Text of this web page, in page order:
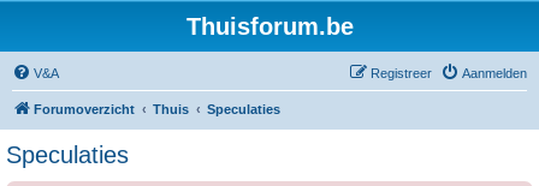
Thuisforum.be
V&A Aanmelden
Registreer
Forumoverzicht Thuis Speculaties
Speculaties